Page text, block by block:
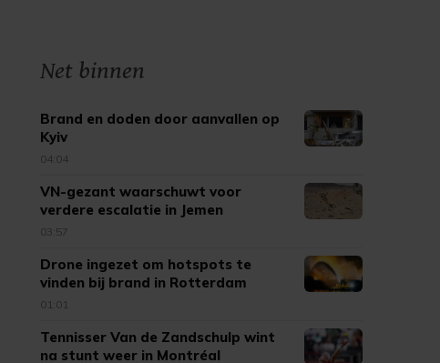
Net binnen
Brand en doden door aanvallen op
Kyiv
04:04
VN-gezant waarschuwt voor
verdere escalatie in Jemen
03:57
Drone ingezet om hotspots te
vinden bij brand in Rotterdam
01:01
Tennisser Van de Zandschulp wint
na stunt weer in Montréal